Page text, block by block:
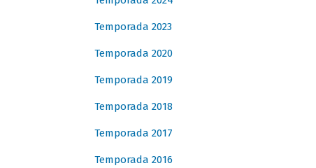
Temporada 2023
Temporada 2020
Temporada 2019
Temporada 2018
Temporada 2017
Temporada 2016